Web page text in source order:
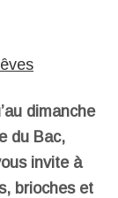
dimanche
du Bac,
invite à
brioches et